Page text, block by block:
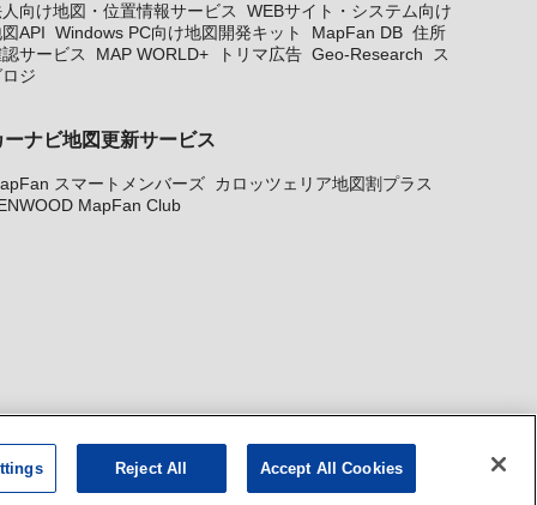
向け地図・位置情報サービス
WEBサイト・システム向け
API Windows PC向け地図開発キット MapFan DB 住所
サービス
MAP WORLD+ トリマ広告 Geo-Research
ス
ジ
ーナビ地図更新サービス
スマートメンバーズ カロッツェリア地図割プラス
MapFan Club
Reject All Accept All Cookies